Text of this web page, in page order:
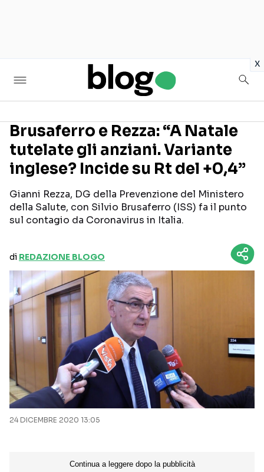
x
Seguici sui social
Brusaferro e Rezza: “A Natale
tutelate gli anziani. Variante
inglese? Incide su Rt del +0,4”
Gianni Rezza, DG della Prevenzione del Ministero
della Salute, con Silvio Brusaferro (ISS) fa il punto
sul contagio da Coronavirus in Italia.
di REDAZIONE BLOGO
24 DICEMBRE 2020 13:05